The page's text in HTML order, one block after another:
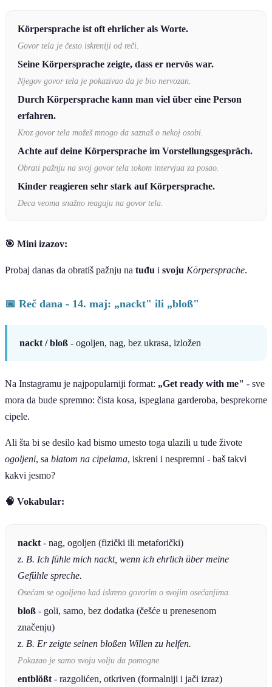
Körpersprache ist oft ehrlicher als Worte.
Govor tela je često iskreniji od reči.
Seine Körpersprache zeigte, dass er nervös war.
Njegov govor tela je pokazivao da je bio nervozan.
Durch Körpersprache kann man viel über eine Person
erfahren.
Kroz govor tela možeš mnogo da saznaš o nekoj osobi.
Achte auf deine Körpersprache im Vorstellungsgespräch.
Obrati pažnju na svoj govor tela tokom intervjua za posao.
Kinder reagieren sehr stark auf Körpersprache.
Deca veoma snažno reaguju na govor tela.
🎯 Mini izazov:
Probaj danas da obratiš pažnju na tuđu i svoju Körpersprache.
📅 Reč dana - 14. maj: „nackt" ili „bloß"
nackt / bloß - ogoljen, nag, bez ukrasa, izložen
Na Instagramu je najpopularniji format: „Get ready with me" - sve
mora da bude spremno: čista kosa, ispeglana garderoba, besprekorne
cipele.
Ali šta bi se desilo kad bismo umesto toga ulazili u tuđe živote
ogoljeni, sa blatom na cipelama, iskreni i nespremni - baš takvi
kakvi jesmo?
🧠 Vokabular:
nackt - nag, ogoljen (fizički ili metaforički)
z. B. Ich fühle mich nackt, wenn ich ehrlich über meine
Gefühle spreche.
Osećam se ogoljeno kad iskreno govorim o svojim osećanjima.
bloß - goli, samo, bez dodatka (češće u prenesenom
značenju)
z. B. Er zeigte seinen bloßen Willen zu helfen.
Pokazao je samo svoju volju da pomogne.
entblößt - razgolićen, otkriven (formalniji i jači izraz)